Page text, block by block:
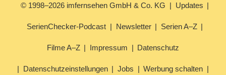
© 1998–2026 imfernsehen GmbH & Co. KG Updates
SerienChecker-Podcast Newsletter Serien A–Z
Filme A–Z Impressum Datenschutz
Datenschutzeinstellungen Jobs Werbung schalten